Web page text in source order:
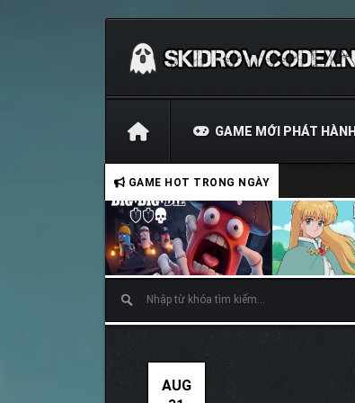
GAME MỚI PHÁT HÀNH
GAME HOT TRONG NGÀY
AUG